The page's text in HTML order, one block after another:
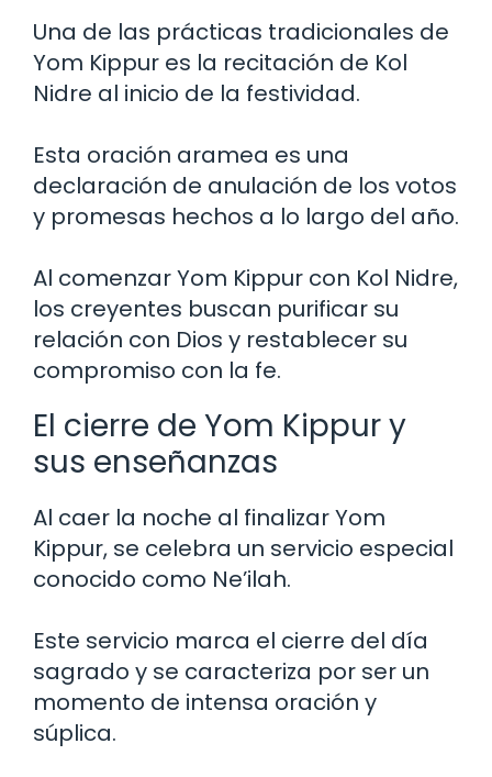
Una de las prácticas tradicionales de
Yom Kippur es la recitación de Kol
Nidre al inicio de la festividad.
Esta oración aramea es una
declaración de anulación de los votos
y promesas hechos a lo largo del año.
Al comenzar Yom Kippur con Kol Nidre,
los creyentes buscan purificar su
relación con Dios y restablecer su
compromiso con la fe.
El cierre de Yom Kippur y
sus enseñanzas
Al caer la noche al finalizar Yom
Kippur, se celebra un servicio especial
conocido como Ne’ilah.
Este servicio marca el cierre del día
sagrado y se caracteriza por ser un
momento de intensa oración y
súplica.